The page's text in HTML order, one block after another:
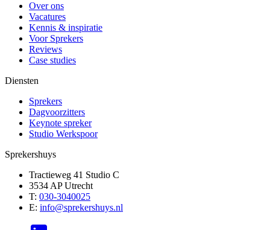
Over ons
Vacatures
Kennis & inspiratie
Voor Sprekers
Reviews
Case studies
Diensten
Sprekers
Dagvoorzitters
Keynote spreker
Studio Werkspoor
Sprekershuys
Tractieweg 41 Studio C
3534 AP Utrecht
T: 030-3040025
E: info@sprekershuys.nl